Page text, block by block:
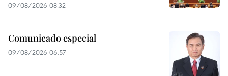
09/08/2026 08:32
Comunicado especial
09/08/2026 06:57